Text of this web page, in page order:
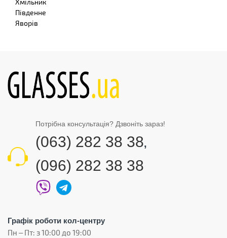
Південне
Яворів
Потрібна консультація? Дзвоніть зараз!
(063) 282 38 38,
(096) 282 38 38
Графік роботи кол-центру
Пн – Пт: з 10:00 до 19:00